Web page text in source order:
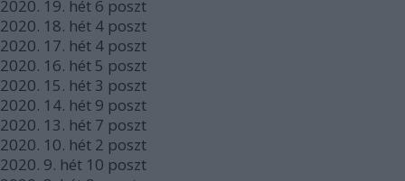
2020. 19. hét 6 poszt
2020. 18. hét 4 poszt
2020. 17. hét 4 poszt
2020. 16. hét 5 poszt
2020. 15. hét 3 poszt
2020. 14. hét 9 poszt
2020. 13. hét 7 poszt
2020. 10. hét 2 poszt
2020. 9. hét 10 poszt